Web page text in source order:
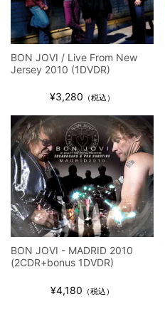
BON JOVI / Live From New
Jersey 2010 (1DVDR)
¥3,280 （税込）
BON JOVI - MADRID 2010
(2CDR+bonus 1DVDR)
¥4,180 （税込）